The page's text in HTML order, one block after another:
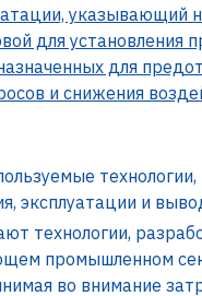
указывающий
для установления
для
и снижения
эксплуатации и
технологии,
промышленном
во внимание